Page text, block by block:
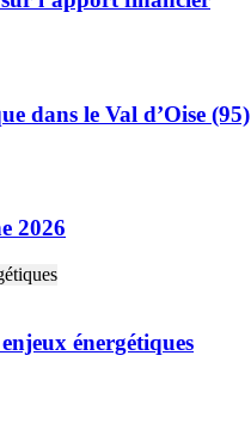
dans le Val d’Oise (95)
2026
énergétiques